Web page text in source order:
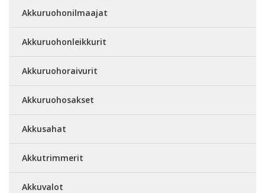
Akkuruohonilmaajat
Akkuruohonleikkurit
Akkuruohoraivurit
Akkuruohosakset
Akkusahat
Akkutrimmerit
Akkuvalot